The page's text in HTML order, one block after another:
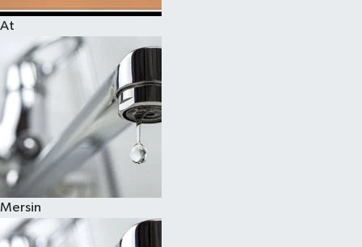
At
Mersin